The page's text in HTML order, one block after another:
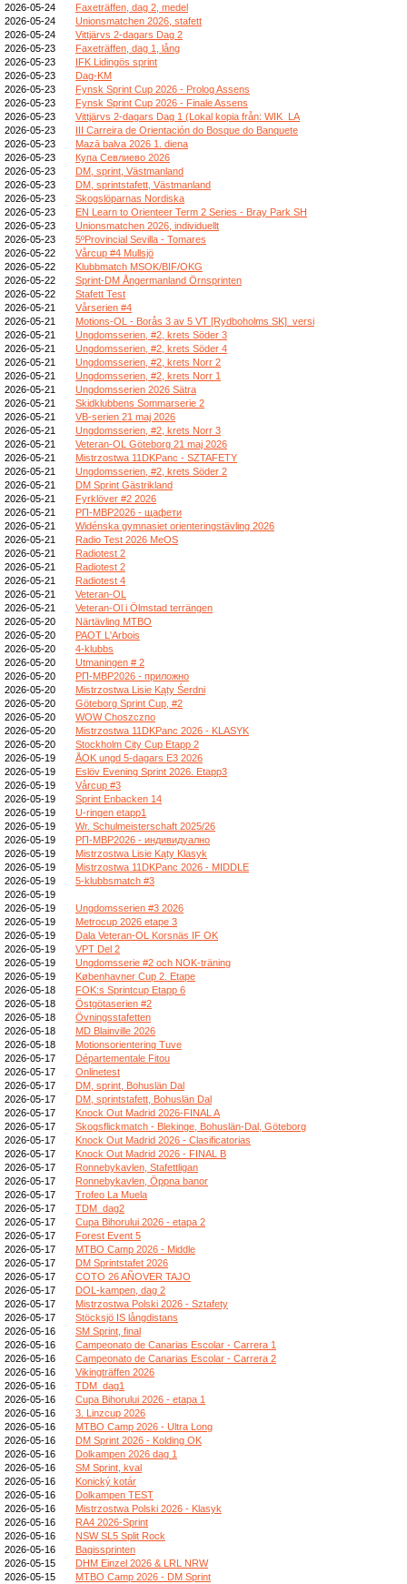
2026-05-24
Faxeträffen, dag 2, medel
2026-05-24
Unionsmatchen 2026, stafett
2026-05-24
Vittjärvs 2-dagars Dag 2
2026-05-23
Faxeträffen, dag 1, lång
2026-05-23
IFK Lidingös sprint
2026-05-23
Dag-KM
2026-05-23
Fynsk Sprint Cup 2026 - Prolog Assens
2026-05-23
Fynsk Sprint Cup 2026 - Finale Assens
2026-05-23
Vittjärvs 2-dagars Dag 1 (Lokal kopia från: WIK_LA
2026-05-23
III Carreira de Orientación do Bosque do Banquete
2026-05-23
Mazā balva 2026 1. diena
2026-05-23
Купа Севлиево 2026
2026-05-23
DM, sprint, Västmanland
2026-05-23
DM, sprintstafett, Västmanland
2026-05-23
Skogslöparnas Nordiska
2026-05-23
EN Learn to Orienteer Term 2 Series - Bray Park SH
2026-05-23
Unionsmatchen 2026, individuellt
2026-05-23
5ºProvincial Sevilla - Tomares
2026-05-22
Vårcup #4 Mullsjö
2026-05-22
Klubbmatch MSOK/BIF/OKG
2026-05-22
Sprint-DM Ångermanland Örnsprinten
2026-05-22
Stafett Test
2026-05-21
Vårserien #4
2026-05-21
Motions-OL - Borås 3 av 5 VT [Rydboholms SK]_versi
2026-05-21
Ungdomsserien, #2, krets Söder 3
2026-05-21
Ungdomsserien, #2, krets Söder 4
2026-05-21
Ungdomsserien, #2, krets Norr 2
2026-05-21
Ungdomsserien, #2, krets Norr 1
2026-05-21
Ungdomsserien 2026 Sätra
2026-05-21
Skidklubbens Sommarserie 2
2026-05-21
VB-serien 21 maj 2026
2026-05-21
Ungdomsserien, #2, krets Norr 3
2026-05-21
Veteran-OL Göteborg 21 maj 2026
2026-05-21
Mistrzostwa 11DKPanc - SZTAFETY
2026-05-21
Ungdomsserien, #2, krets Söder 2
2026-05-21
DM Sprint Gästrikland
2026-05-21
Fyrklöver #2 2026
2026-05-21
РП-МВР2026 - щафети
2026-05-21
Widénska gymnasiet orienteringstävling 2026
2026-05-21
Radio Test 2026 MeOS
2026-05-21
Radiotest 2
2026-05-21
Radiotest 2
2026-05-21
Radiotest 4
2026-05-21
Veteran-OL
2026-05-21
Veteran-Ol i Ölmstad terrängen
2026-05-20
Närtävling MTBO
2026-05-20
PAOT L'Arbois
2026-05-20
4-klubbs
2026-05-20
Utmaningen # 2
2026-05-20
РП-МВР2026 - приложно
2026-05-20
Mistrzostwa Lisie Kąty Śerdni
2026-05-20
Göteborg Sprint Cup, #2
2026-05-20
WOW Choszczno
2026-05-20
Mistrzostwa 11DKPanc 2026 - KLASYK
2026-05-20
Stockholm City Cup Etapp 2
2026-05-19
ÅOK ungd 5-dagars E3 2026
2026-05-19
Eslöv Evening Sprint 2026. Etapp3
2026-05-19
Vårcup #3
2026-05-19
Sprint Enbacken 14
2026-05-19
U-ringen etapp1
2026-05-19
Wr. Schulmeisterschaft 2025/26
2026-05-19
РП-МВР2026 - индивидуално
2026-05-19
Mistrzostwa Lisie Kąty Klasyk
2026-05-19
Mistrzostwa 11DKPanc 2026 - MIDDLE
2026-05-19
5-klubbsmatch #3
2026-05-19
2026-05-19
Ungdomsserien #3 2026
2026-05-19
Metrocup 2026 etape 3
2026-05-19
Dala Veteran-OL Korsnäs IF OK
2026-05-19
VPT Del 2
2026-05-19
Ungdomsserie #2 och NOK-träning
2026-05-19
Københavner Cup 2. Etape
2026-05-18
FOK:s Sprintcup Etapp 6
2026-05-18
Östgötaserien #2
2026-05-18
Övningsstafetten
2026-05-18
MD Blainville 2026
2026-05-18
Motionsorientering Tuve
2026-05-17
Départementale Fitou
2026-05-17
Onlinetest
2026-05-17
DM, sprint, Bohuslän Dal
2026-05-17
DM, sprintstafett, Bohuslän Dal
2026-05-17
Knock Out Madrid 2026-FINAL A
2026-05-17
Skogsflickmatch - Blekinge, Bohuslän-Dal, Göteborg
2026-05-17
Knock Out Madrid 2026 - Clasificatorias
2026-05-17
Knock Out Madrid 2026 - FINAL B
2026-05-17
Ronnebykavlen, Stafettligan
2026-05-17
Ronnebykavlen, Öppna banor
2026-05-17
Trofeo La Muela
2026-05-17
TDM_dag2
2026-05-17
Cupa Bihorului 2026 - etapa 2
2026-05-17
Forest Event 5
2026-05-17
MTBO Camp 2026 - Middle
2026-05-17
DM Sprintstafet 2026
2026-05-17
COTO 26 AÑOVER TAJO
2026-05-17
DOL-kampen, dag 2
2026-05-17
Mistrzostwa Polski 2026 - Sztafety
2026-05-17
Stöcksjö IS långdistans
2026-05-16
SM Sprint, final
2026-05-16
Campeonato de Canarias Escolar - Carrera 1
2026-05-16
Campeonato de Canarias Escolar - Carrera 2
2026-05-16
Vikingträffen 2026
2026-05-16
TDM_dag1
2026-05-16
Cupa Bihorului 2026 - etapa 1
2026-05-16
3. Linzcup 2026
2026-05-16
MTBO Camp 2026 - Ultra Long
2026-05-16
DM Sprint 2026 - Kolding OK
2026-05-16
Dolkampen 2026 dag 1
2026-05-16
SM Sprint, kval
2026-05-16
Konický kotár
2026-05-16
Dolkampen TEST
2026-05-16
Mistrzostwa Polski 2026 - Klasyk
2026-05-16
RA4 2026-Sprint
2026-05-16
NSW SL5 Split Rock
2026-05-16
Bagissprinten
2026-05-15
DHM Einzel 2026 & LRL NRW
2026-05-15
MTBO Camp 2026 - DM Sprint